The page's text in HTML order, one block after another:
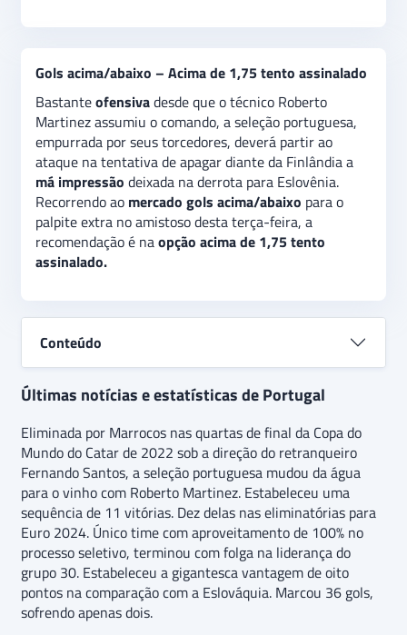
Gols acima/abaixo – Acima de 1,75 tento assinalado
Bastanteofensivadesde que o técnico Roberto
Martinez assumiu o comando, a seleção portuguesa,
empurrada por seus torcedores, deverá partir ao
ataque na tentativa de apagar diante da Finlândia a
má impressão deixada na derrota para Eslovênia.
Recorrendo ao mercado gols acima/abaixo para o
palpite extra no amistoso desta terça-feira, a
recomendação é naopção acima de 1,75 tento
assinalado.
Conteúdo
Últimas notícias e estatísticas de Portugal
Eliminada por Marrocos nas quartas de final da Copa do
Mundo do Catar de 2022 sob a direção do retranqueiro
Fernando Santos, a seleção portuguesa mudou da água
para o vinho com Roberto Martinez. Estabeleceu uma
sequência de 11 vitórias. Dez delas nas eliminatórias para
Euro 2024. Único time com aproveitamento de 100% no
processo seletivo, terminou com folga na liderança do
grupo 30. Estabeleceu a gigantesca vantagem de oito
pontos na comparação com a Eslováquia. Marcou 36 gols,
sofrendo apenas dois.